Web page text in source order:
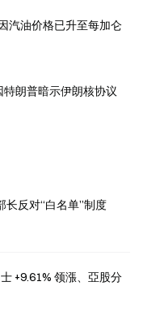
汽油价格已升至每加仑
朗普暗示伊朗核协议
长反对“白名单”制度
+9.61% 领漲、亞股分